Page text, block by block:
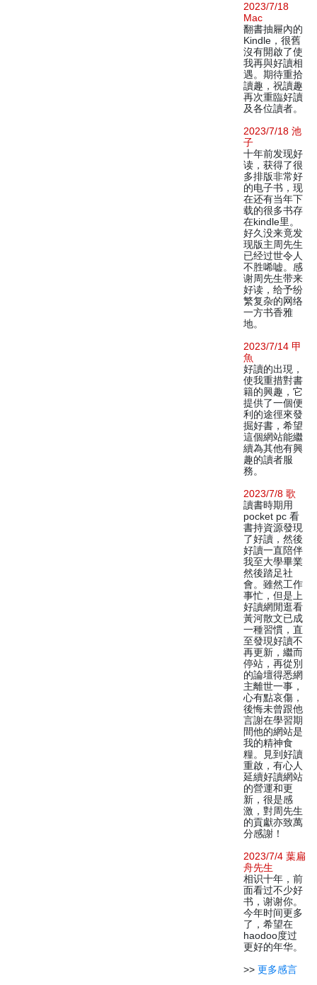
2023/7/18
Mac
翻書抽屜內的
Kindle，很舊
沒有開啟了使
我再與好讀相
遇。期待重拾
讀趣，祝讀趣
再次重臨好讀
及各位讀者。
2023/7/18 池
子
十年前发现好
读，获得了很
多排版非常好
的电子书，现
在还有当年下
载的很多书存
在kindle里。
好久没来竟发
现版主周先生
已经过世令人
不胜唏嘘。感
谢周先生带来
好读，给予纷
繁复杂的网络
一方书香雅
地。
2023/7/14 甲
魚
好讀的出現，
使我重措對書
籍的興趣，它
提供了一個便
利的途徑來發
掘好書，希望
這個網站能繼
續為其他有興
趣的讀者服
務。
2023/7/8 歌
讀書時期用
pocket pc 看
書持資源發現
了好讀，然後
好讀一直陪伴
我至大學畢業
然後踏足社
會。雖然工作
事忙，但是上
好讀網閒逛看
黃河散文已成
一種習慣，直
至發現好讀不
再更新，繼而
停站，再從別
的論壇得悉網
主離世一事，
心有點哀傷，
後悔未曾跟他
言謝在學習期
間他的網站是
我的精神食
糧。見到好讀
重啟，有心人
延續好讀網站
的營運和更
新，很是感
激，對周先生
的貢獻亦致萬
分感謝！
2023/7/4 葉扁
舟先生
相识十年，前
面看过不少好
书，谢谢你。
今年时间更多
了，希望在
haodoo度过
更好的年华。
>> 更多感言